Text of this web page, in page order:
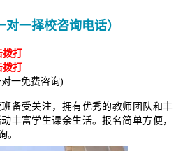
一择校咨询电话）
打
打
一免费咨询)
备受关注，拥有优秀的教师团队和丰
丰富学生课余生活。报名简单方便，
。